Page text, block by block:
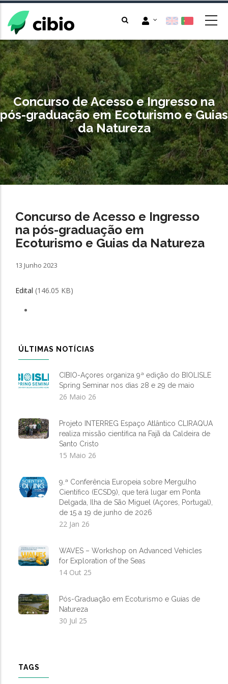
Passar
para
conteúdo
principal
Concurso de Acesso e Ingresso na
pós-graduação em Ecoturismo e Guias
da Natureza
Concurso de Acesso e Ingresso
na pós-graduação em
Ecoturismo e Guias da Natureza
13 Junho 2023
Edital (146.05 KB)
ÚLTIMAS NOTÍCIAS
CIBIO-Açores organiza 9ª edição do BIOLISLE
Spring Seminar nos dias 28 e 29 de maio
26 Maio 26
Projeto INTERREG Espaço Atlântico CLIRAQUA
realiza missão científica na Fajã da Caldeira de
Santo Cristo
15 Maio 26
9.ª Conferência Europeia sobre Mergulho
Científico (ECSD9), que terá lugar em Ponta
Delgada, Ilha de São Miguel (Açores, Portugal),
de 15 a 19 de junho de 2026
22 Jan 26
WAVES – Workshop on Advanced Vehicles
for Exploration of the Seas
14 Out 25
Pós-Graduação em Ecoturismo e Guias de
Natureza
30 Jul 25
TAGS